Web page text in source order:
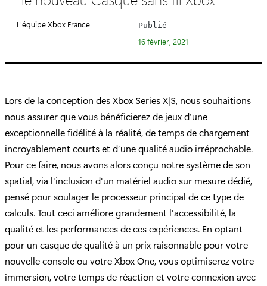
i
:
L'équipe Xbox France Publié
16 février, 2021
Lors de la conception des Xbox Series X|S, nous souhaitions
nous assurer que vous bénéficierez de jeux d’une
exceptionnelle fidélité à la réalité, de temps de chargement
incroyablement courts et d’une qualité audio irréprochable.
Pour ce faire, nous avons alors conçu notre système de son
spatial, via l'inclusion d'un matériel audio sur mesure dédié,
pensé pour soulager le processeur principal de ce type de
calculs. Tout ceci améliore grandement l'accessibilité, la
qualité et les performances de ces expériences. En optant
pour un casque de qualité à un prix raisonnable pour votre
nouvelle console ou votre Xbox One, vous optimiserez votre
immersion, votre temps de réaction et votre connexion avec